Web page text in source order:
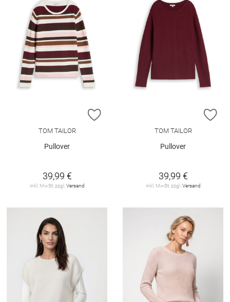
ZUR WUNSCHLISTE HINZUFÜGEN
TOM TAILOR
Pullover
39,99 €
inkl. MwSt. zzgl. Versand
TOM TAILOR
Pullover
39,99 €
inkl. MwSt. zzgl. Versand